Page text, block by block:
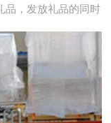
品，发放礼品的同时